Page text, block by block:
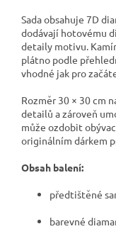
Sada obsahuje 7D
dodávají hotovému
detaily motivu.
plátno podle
vhodné jak pro
Rozměr 30 × 30 cm
detailů a zároveň
může ozdobit
originálním dárkem
Obsah balení:
předtištěné
barevné